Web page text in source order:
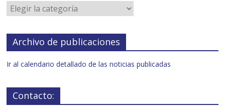
Archivo de publicaciones
Ir al calendario detallado de las noticias publicadas
Contacto: